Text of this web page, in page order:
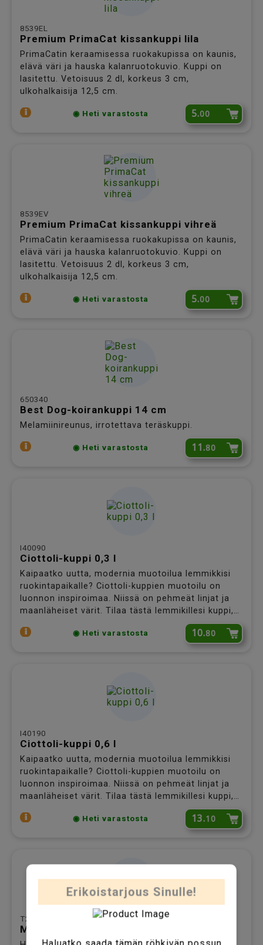
8539EL
Premium PrimaCat kissankuppi lila
PrimaCatin keraamisessa ruokakupissa on kaunis,
elävä väri ja hauska kalanruotokuvio. Kuppi on
lasitettu. Vetoisuus 2 dl, korkeus 3 cm,
ulkohalkaisija 12,5 cm.
◉ Heti varastosta 5.00
8539EV
Premium PrimaCat kissankuppi vihreä
PrimaCatin keraamisessa ruokakupissa on kaunis,
elävä väri ja hauska kalanruotokuvio. Kuppi on
lasitettu. Vetoisuus 2 dl, korkeus 3 cm,
ulkohalkaisija 12,5 cm.
◉ Heti varastosta 5.00
650340
Best Dog-koirankuppi 14 cm
Melamiinireunus, irrotettava teräskuppi.
◉ Heti varastosta 11.80
I40090
Ciottoli-kuppi 0,3 l
Kaipaatko uutta, modernia muotoilua lemmikkisi
ruokintapaikalle? Ciottoli-kuppien muotoilu on
luonnon inspiroimaa. Niissä on pehmeät linjat ja
maanläheiset värit. Tilaa tästä lemmikillesi kuppi,
joka sopii vaativankin sisustajan keittiöön!
◉ Heti varastosta 10.80
I40190
Ciottoli-kuppi 0,6 l
Kaipaatko uutta, modernia muotoilua lemmikkisi
ruokintapaikalle? Ciottoli-kuppien muotoilu on
luonnon inspiroimaa. Niissä on pehmeät linjat ja
maanläheiset värit. Tilaa tästä lemmikillesi kuppi,
joka sopii vaativankin sisustajan keittiöön!
◉ Heti varastosta 13.10
T24585
My Prince ruokailusetti pikkukoiralle
Erikoistarjous Sinulle!